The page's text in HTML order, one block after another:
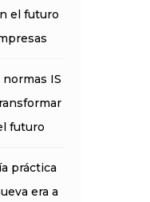
el futuro
normas IS
futuro
práctica
era a